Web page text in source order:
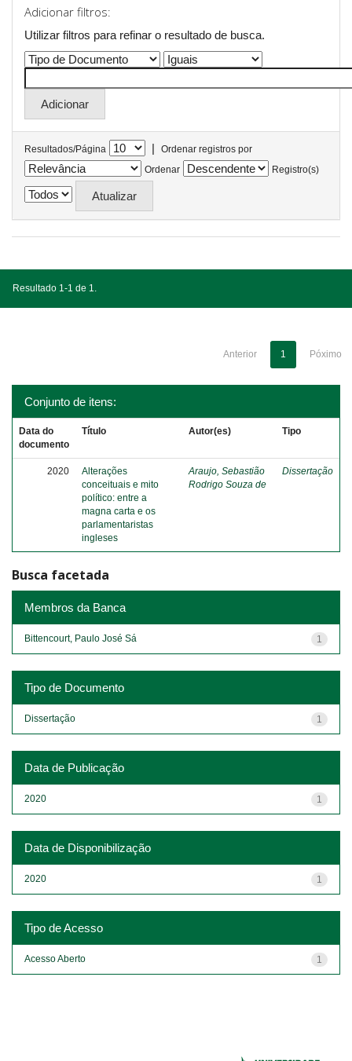
Adicionar filtros:
Utilizar filtros para refinar o resultado de busca.
Resultados/Página |
Ordenar registros por
Ordenar
Registro(s)
Resultado 1-1 de 1.
Anterior 1 Póximo
Conjunto de itens:
Data do
documento
Título Autor(es) Tipo
2020
Alterações
conceituais e mito
político: entre a
magna carta e os
parlamentaristas
ingleses
Araujo, Sebastião
Rodrigo Souza de
Dissertação
Busca facetada
Membros da Banca
1
Bittencourt, Paulo José Sá
Tipo de Documento
1
Dissertação
Data de Publicação
1
2020
Data de Disponibilização
1
2020
Tipo de Acesso
1
Acesso Aberto